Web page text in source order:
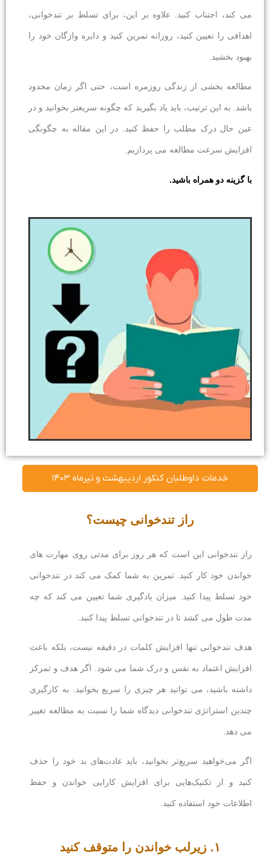
می کند، اجتناب کنید. علاوه بر این، برای تسلط بر تندخوانی،
اهدافی را تعیین کنید، روزانه تمرین کنید و دایره واژگان خود را
بهبود بخشید.
مطالعه بخشی از زندگی روزمره است، حتی اگر زمان محدود
باشد. به این ترتیب، باید یاد بگیرید که چگونه سریعتر بخوانید و در
عین حال درک مطلب را حفظ کنید. در این مقاله به چگونگی
افزایش سرعت مطالعه می پردازیم.
با گزینه دو همراه باشید.
خدمات داوطلبان کنکور اردیبهشت و تیرماه ۱۴۰۳
راز تندخوانی چیست؟
راز تندخوانی این است که هر روز برای مدتی روی مهارت های
خواندن خود کار کنید. تمرین به شما کمک می کند در تندخوانی
خود تسلط پیدا کنید. میزان یادگیری شما تعیین می کند که چه
مدت طول می کشد تا در تندخوانی تسلط پیدا کنید.
هدف تندخوانی تنها افزایش کلمات در دقیقه نیست، بلکه باعث
افزایش اعتماد به نفس و درک شما می شود. اگر هدف و تمرکز
داشته باشید، می توانید هر چیزی را سریع بخوانید. به کارگیری
چندین استراتژی تندخوانی دیدگاه شما را نسبت به مطالعه تغییر
می دهد.
اگر می‌خواهید سریع‌تر بخوانید، باید عادت‌های بد خود را حذف
کنید و از تکنیک‌هایی برای افزایش کارایی خواندن و حفظ
اطلاعات خود استفاده کنید.
۱. زیرلب خواندن را متوقف کنید